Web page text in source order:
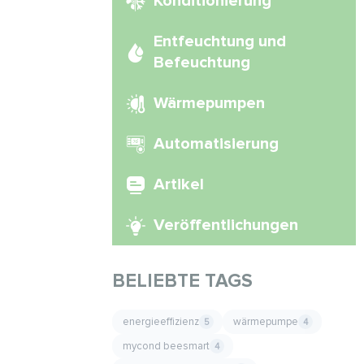
Entfeuchtung und
Befeuchtung
Wärmepumpen
Automatisierung
Artikel
Veröffentlichungen
BELIEBTE TAGS
energieeffizienz 5 wärmepumpe 4
mycond beesmart 4